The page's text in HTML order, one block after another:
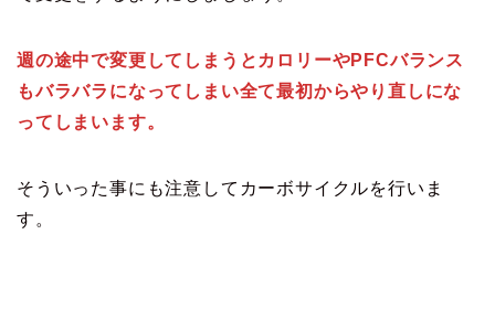
週の途中で変更してしまうとカロリーやPFCバランス
もバラバラになってしまい全て最初からやり直しにな
ってしまいます。
そういった事にも注意してカーボサイクルを行いま
す。